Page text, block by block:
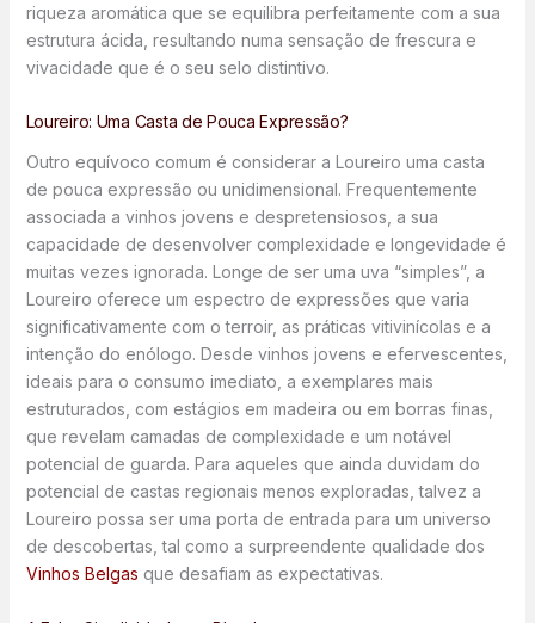
riqueza aromática que se equilibra perfeitamente com a sua
estrutura ácida, resultando numa sensação de frescura e
vivacidade que é o seu selo distintivo.
Loureiro: Uma Casta de Pouca Expressão?
Outro equívoco comum é considerar a Loureiro uma casta
de pouca expressão ou unidimensional. Frequentemente
associada a vinhos jovens e despretensiosos, a sua
capacidade de desenvolver complexidade e longevidade é
muitas vezes ignorada. Longe de ser uma uva “simples”, a
Loureiro oferece um espectro de expressões que varia
significativamente com o terroir, as práticas vitivinícolas e a
intenção do enólogo. Desde vinhos jovens e efervescentes,
ideais para o consumo imediato, a exemplares mais
estruturados, com estágios em madeira ou em borras finas,
que revelam camadas de complexidade e um notável
potencial de guarda. Para aqueles que ainda duvidam do
potencial de castas regionais menos exploradas, talvez a
Loureiro possa ser uma porta de entrada para um universo
de descobertas, tal como a surpreendente qualidade dos
Vinhos Belgas que desafiam as expectativas.